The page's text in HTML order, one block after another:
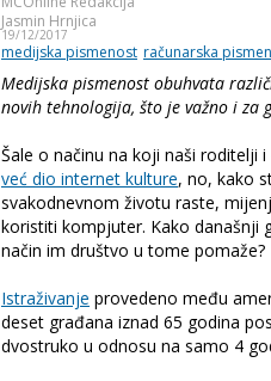
Jasmin Hrnjica
19/12/2017
medijska pismenost računarska
Medijska pismenost obuhvata
novih tehnologija, što je važno i za
Šale o načinu na koji naši roditelji
već dio internet kulture, no, kako
svakodnevnom životu raste,
koristiti kompjuter. Kako današnji
način im društvo u tome pomaže?
Istraživanje provedeno među
deset građana iznad 65 godina
dvostruko u odnosu na samo 4